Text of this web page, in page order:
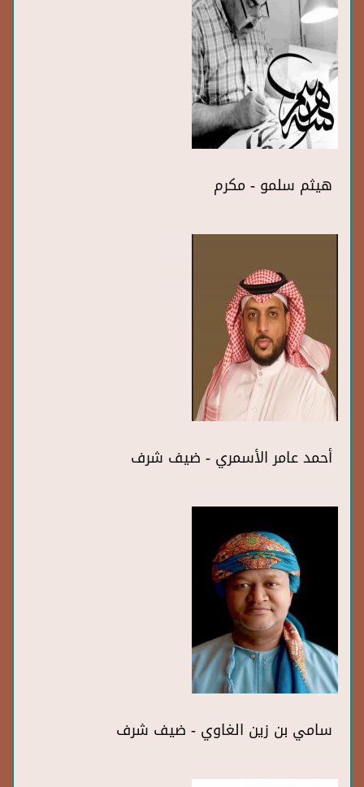
هيثم سلمو - مكرم
أحمد عامر الأسمري - ضيف شرف
سامي بن زين الغاوي - ضيف شرف